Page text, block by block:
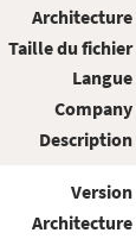
Architecture
Taille du fichier
Langue
Company
Description
Version
Architecture